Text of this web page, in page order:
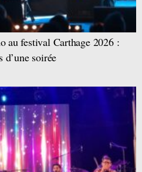
au festival Carthage 2026 :
d’une soirée